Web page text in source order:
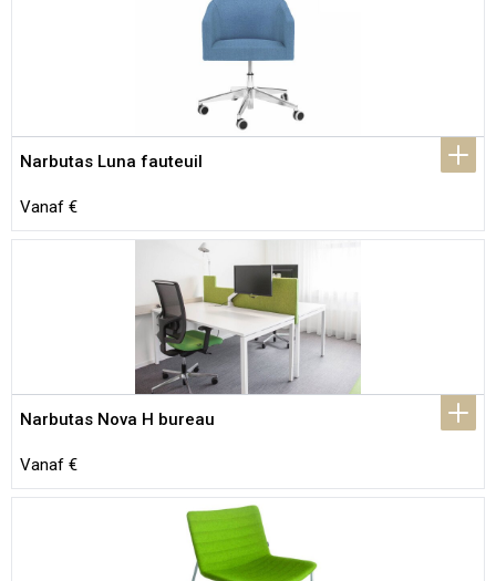
Narbutas Luna fauteuil
Vanaf €
Narbutas Nova H bureau
Vanaf €